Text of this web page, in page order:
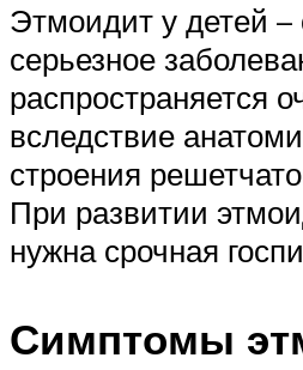
Этмоидит у детей –
серьезное
распространяется
вследствие
строения
При развитии
нужна срочная
Симптомы